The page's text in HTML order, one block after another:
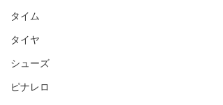
タイム
タイヤ
シューズ
ピナレロ